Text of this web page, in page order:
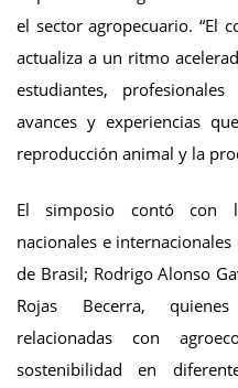
el sector agropecuario. “El
actualiza a un ritmo
estudiantes,
avances y experiencias
reproducción animal y la
El simposio contó con
nacionales e
de Brasil; Rodrigo Alonso
Rojas Becerra,
relacionadas con
sostenibilidad en